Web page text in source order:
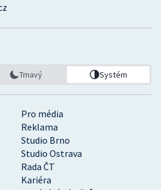
Pro média
Reklama
Studio Brno
Studio Ostrava
Rada ČT
Kariéra
Tmavý Systém